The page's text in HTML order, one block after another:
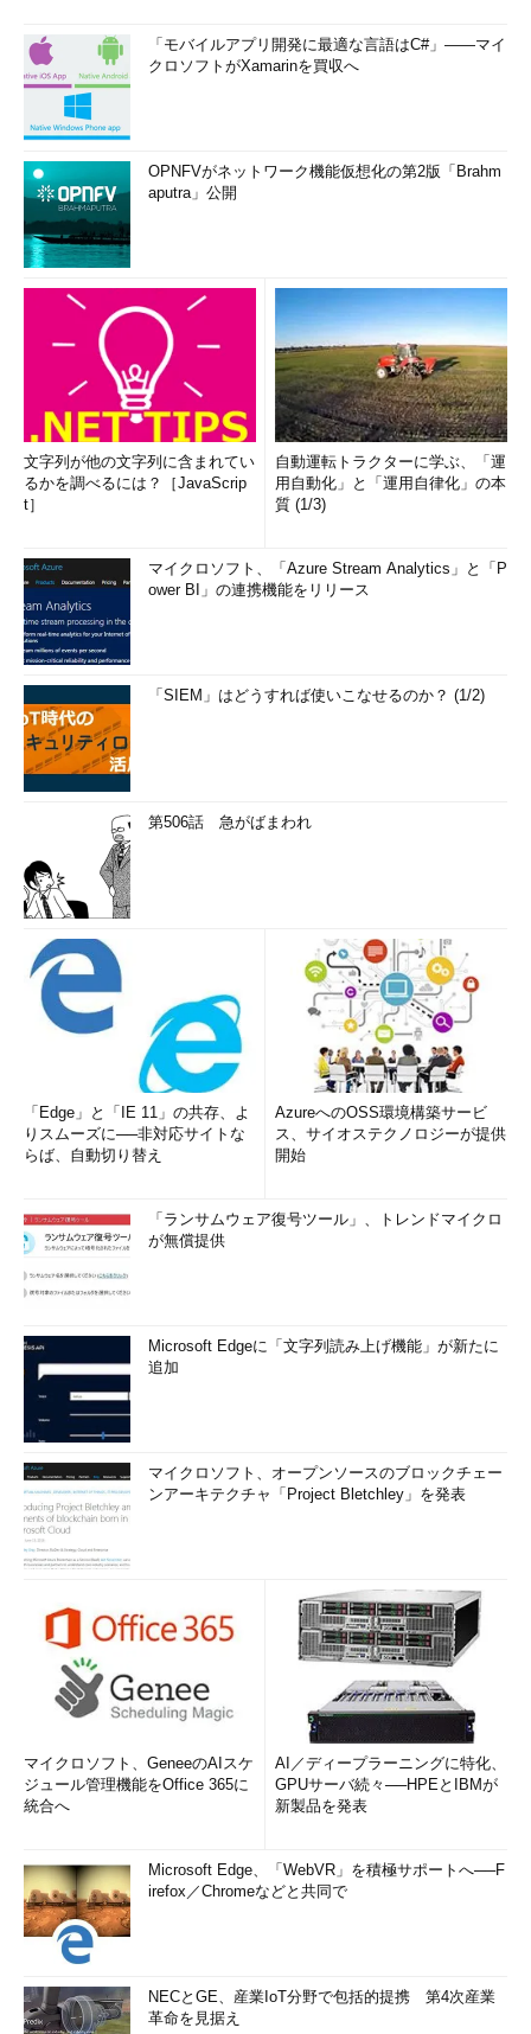
「モバイルアプリ開発に最適な言語はC#」――マイ
クロソフトがXamarinを買収へ
OPNFVがネットワーク機能仮想化の第2版「Brahm
aputra」公開
文字列が他の文字列に含まれてい
るかを調べるには？［JavaScrip
t］
自動運転トラクターに学ぶ、「運
用自動化」と「運用自律化」の本
質 (1/3)
マイクロソフト、「Azure Stream Analytics」と「P
ower BI」の連携機能をリリース
「SIEM」はどうすれば使いこなせるのか？ (1/2)
第506話 急がばまわれ
「Edge」と「IE 11」の共存、よ
りスムーズに──非対応サイトな
らば、自動切り替え
AzureへのOSS環境構築サービ
ス、サイオステクノロジーが提供
開始
「ランサムウェア復号ツール」、トレンドマイクロ
が無償提供
Microsoft Edgeに「文字列読み上げ機能」が新たに
追加
マイクロソフト、オープンソースのブロックチェー
ンアーキテクチャ「Project Bletchley」を発表
マイクロソフト、GeneeのAIスケ
ジュール管理機能をOffice 365に
統合へ
AI／ディープラーニングに特化、
GPUサーバ続々──HPEとIBMが
新製品を発表
Microsoft Edge、「WebVR」を積極サポートへ──F
irefox／Chromeなどと共同で
NECとGE、産業IoT分野で包括的提携 第4次産業
革命を見据え